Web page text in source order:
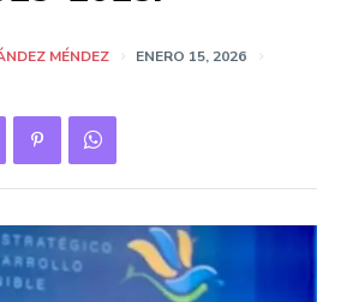
MÉNDEZ
ENERO 15, 2026